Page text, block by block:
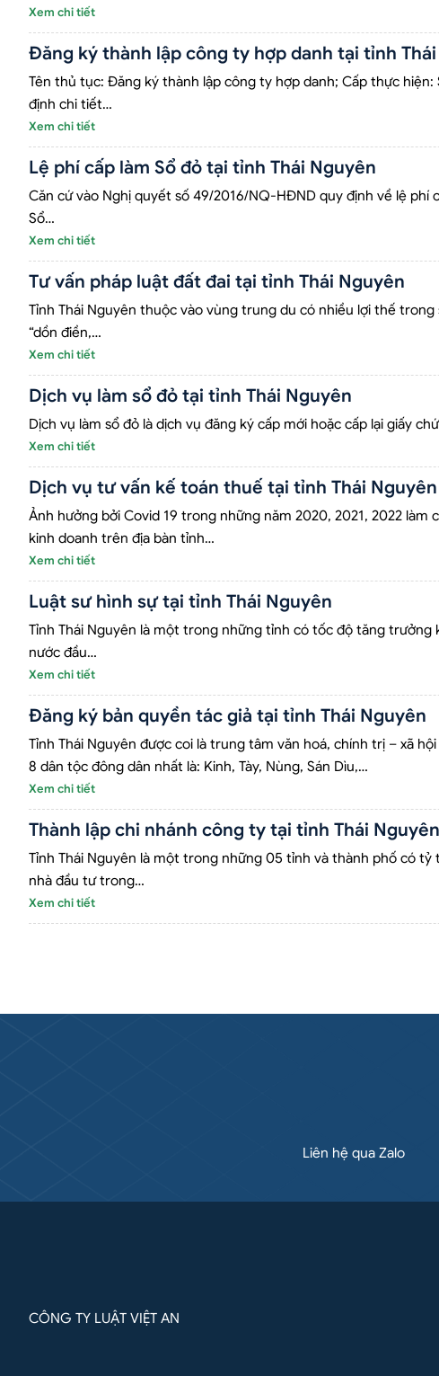
Xem chi tiết
Đăng ký thành lập công ty hợp danh tại tỉnh
Tên thủ tục: Đăng ký thành lập công ty hợp danh; Cấp thực
định chi tiết…
Xem chi tiết
Lệ phí cấp làm Sổ đỏ tại tỉnh Thái Nguyên
Căn cứ vào Nghị quyết số 49/2016/NQ-HĐND quy định về lệ phí
Sổ…
Xem chi tiết
Tư vấn pháp luật đất đai tại tỉnh Thái Nguyên
Tỉnh Thái Nguyên thuộc vào vùng trung du có nhiều lợi thế
“dồn điền,…
Xem chi tiết
Dịch vụ làm sổ đỏ tại tỉnh Thái Nguyên
Dịch vụ làm sổ đỏ là dịch vụ đăng ký cấp mới hoặc cấp lại giấy
Xem chi tiết
Dịch vụ tư vấn kế toán thuế tại tỉnh Thái Nguyên
Ảnh hưởng bởi Covid 19 trong những năm 2020, 2021, 2022
kinh doanh trên địa bàn tỉnh…
Xem chi tiết
Luật sư hình sự tại tỉnh Thái Nguyên
Tỉnh Thái Nguyên là một trong những tỉnh có tốc độ tăng trưởng
nước đầu…
Xem chi tiết
Đăng ký bản quyền tác giả tại tỉnh Thái Nguyên
Tỉnh Thái Nguyên được coi là trung tâm văn hoá, chính trị – xã
8 dân tộc đông dân nhất là: Kinh, Tày, Nùng, Sán Dìu,…
Xem chi tiết
Thành lập chi nhánh công ty tại tỉnh Thái Nguyên
Tỉnh Thái Nguyên là một trong những 05 tỉnh và thành phố có
nhà đầu tư trong…
Xem chi tiết
Liên hệ qua Zalo
CÔNG TY LUẬT VIỆT AN